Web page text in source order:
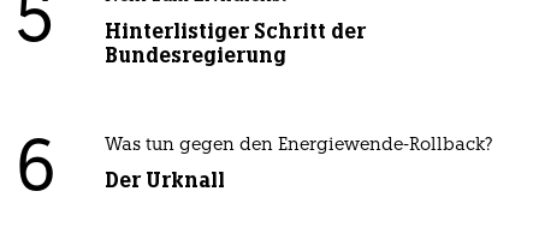
5
Hinterlistiger Schritt der
Bundesregierung
6 Was tun gegen den Energiewende-Rollback?
Der Urknall